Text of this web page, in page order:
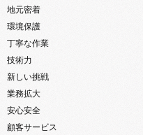
地元密着
環境保護
丁寧な作業
技術力
新しい挑戦
業務拡大
安心安全
顧客サービス